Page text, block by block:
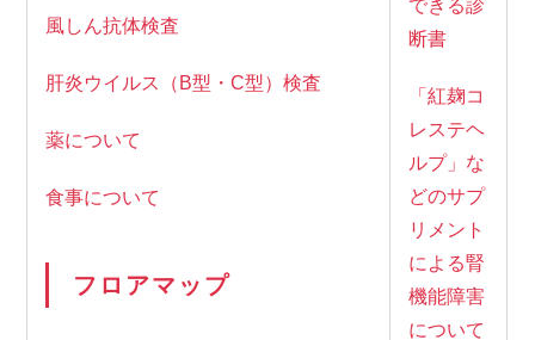
風しん抗体検査
肝炎ウイルス（B型・C型）検査
薬について
食事について
フロアマップ
できる診
断書
「紅麹コ
レステヘ
ルプ」な
どのサプ
リメント
による腎
機能障害
について